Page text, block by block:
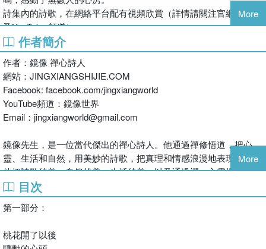
詩集內的詩歌，在網絡平台配有視頻欣賞（詳情請關注官網、臉書
及YouTube 頻道）。
More
作者簡介
作者：鏡像 禪心詩人
網站：JINGXIANGSHIJIE.COM
Facebook: facebook.com/jingxiangworld
YouTube頻道：鏡像世界
Email：jingxiangworld@gmail.com
鏡像先生，是一位當代傑出的禪心詩人。他通過禪修悟道，把心
靈、生活和自然，用美妙的詩歌，把真理和情感浪漫地表現出来。
他把詩歌的美，自然的美，生活的美，以及通過禪，心靈提昇的美
融合到一起，呈現给有緣的讀者，讓您體會不一樣的心靈世界。他
的詩是自然地流露；自然地詠唱人生和世界；自然地述說著心中的
故事和心中的認知。他希望為有緣人添一份快樂美好！分享一份真
色！透徹晶瑩的心靈世界！
More
目次
第一部分：
桃花開了以後